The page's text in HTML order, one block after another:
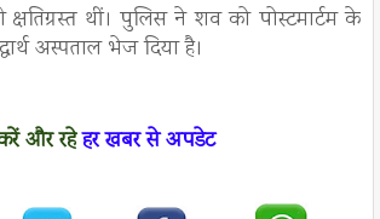
थीं। पुलिस ने शव को पोस्टमार्टम के
अस्पताल भेज दिया है।
और रहेहर खबर से अपडेट